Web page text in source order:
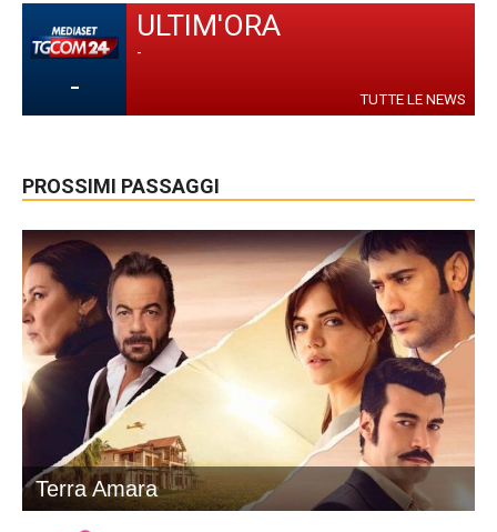
-
ULTIM'ORA
-
TUTTE LE NEWS
PROSSIMI PASSAGGI
Terra Amara